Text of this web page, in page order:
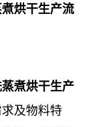
烘干生产流
煮烘干生产
及物料特